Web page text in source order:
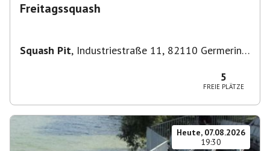
Freitagssquash
Squash Pit, Industriestraße 11, 82110 Germering,
5
FREIE PLÄTZE
Heute, 07.08.2026
19:30